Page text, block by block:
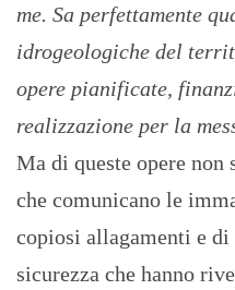
me. Sa perfettamente
idrogeologiche del
opere pianificate,
realizzazione per la
Ma di queste opere
che comunicano le
copiosi allagamenti e
sicurezza che hanno